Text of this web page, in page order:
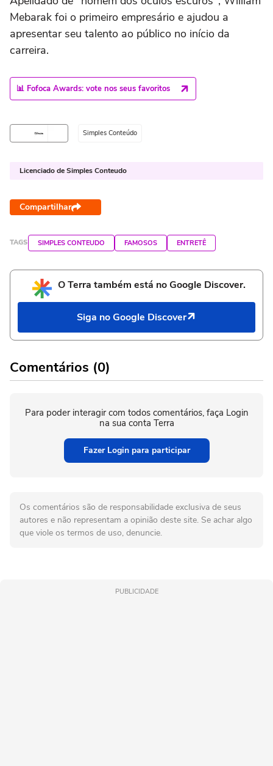
Mebarak foi o primeiro empresário e ajudou a
apresentar seu talento ao público no início da
carreira.
📊 Fofoca Awards: vote nos seus favoritos
Simples Conteúdo
Licenciado de Simples Conteudo
Compartilhar
TAGS SIMPLES CONTEUDO FAMOSOS ENTRETÊ
O Terra também está no Google Discover.
Siga no Google Discover
Comentários (0)
Para poder interagir com todos comentários, faça Login
na sua conta Terra
Fazer Login para participar
Os comentários são de responsabilidade exclusiva de seus
autores e não representam a opinião deste site. Se achar algo
que viole os termos de uso, denuncie.
PUBLICIDADE